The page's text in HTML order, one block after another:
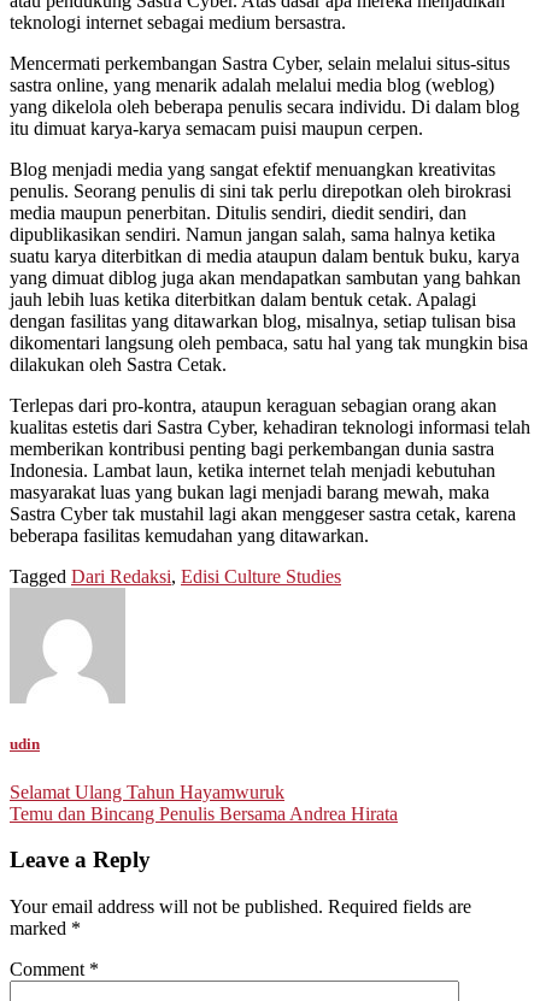
teknologi internet sebagai medium bersastra.
Mencermati perkembangan Sastra Cyber, selain melalui situs-situs
sastra online, yang menarik adalah melalui media blog (weblog)
yang dikelola oleh beberapa penulis secara individu. Di dalam blog
itu dimuat karya-karya semacam puisi maupun cerpen.
Blog menjadi media yang sangat efektif menuangkan kreativitas
penulis. Seorang penulis di sini tak perlu direpotkan oleh birokrasi
media maupun penerbitan. Ditulis sendiri, diedit sendiri, dan
dipublikasikan sendiri. Namun jangan salah, sama halnya ketika
suatu karya diterbitkan di media ataupun dalam bentuk buku, karya
yang dimuat diblog juga akan mendapatkan sambutan yang bahkan
jauh lebih luas ketika diterbitkan dalam bentuk cetak. Apalagi
dengan fasilitas yang ditawarkan blog, misalnya, setiap tulisan bisa
dikomentari langsung oleh pembaca, satu hal yang tak mungkin bisa
dilakukan oleh Sastra Cetak.
Terlepas dari pro-kontra, ataupun keraguan sebagian orang akan
kualitas estetis dari Sastra Cyber, kehadiran teknologi informasi telah
memberikan kontribusi penting bagi perkembangan dunia sastra
Indonesia. Lambat laun, ketika internet telah menjadi kebutuhan
masyarakat luas yang bukan lagi menjadi barang mewah, maka
Sastra Cyber tak mustahil lagi akan menggeser sastra cetak, karena
beberapa fasilitas kemudahan yang ditawarkan.
Tagged Dari Redaksi, Edisi Culture Studies
udin
Post
navigation
Selamat Ulang Tahun Hayamwuruk
Temu dan Bincang Penulis Bersama Andrea Hirata
Leave a Reply
Your email address will not be published. Required fields are
marked *
Comment *